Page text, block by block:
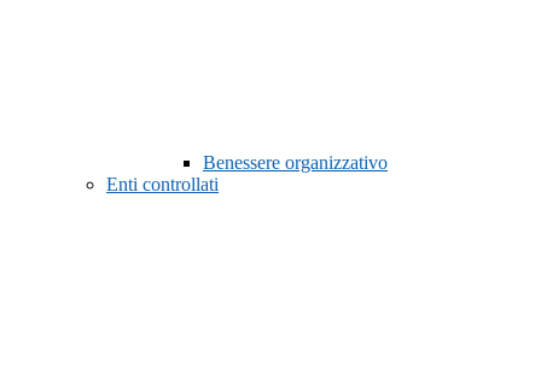
Benessere organizzativo
Enti controllati